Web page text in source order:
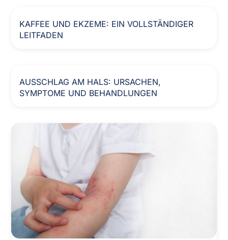
KAFFEE UND EKZEME: EIN VOLLSTÄNDIGER
LEITFADEN
AUSSCHLAG AM HALS: URSACHEN,
SYMPTOME UND BEHANDLUNGEN